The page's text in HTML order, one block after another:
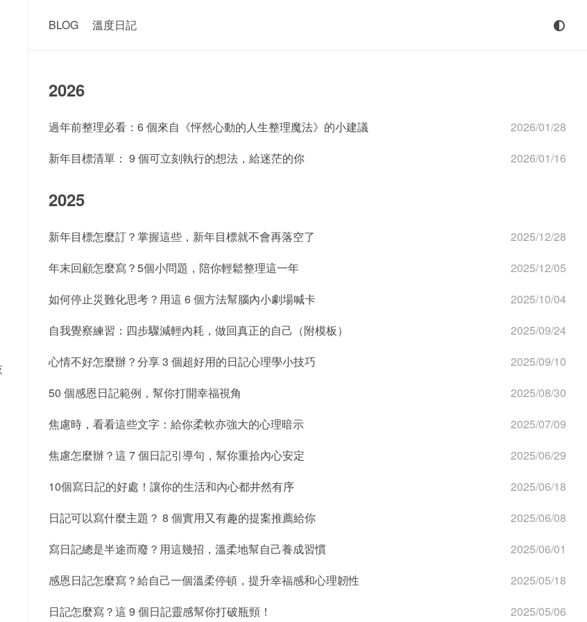
BLOG 溫度日記
2026
過年前整理必看：6 個來自《怦然心動的人生整理魔法》的小建議
2026/01/28
新年目標清單： 9 個可立刻執行的想法，給迷茫的你
2026/01/16
2025
新年目標怎麼訂？掌握這些，新年目標就不會再落空了
2025/12/28
年末回顧怎麼寫？5個小問題，陪你輕鬆整理這一年
2025/12/05
如何停止災難化思考？用這 6 個方法幫腦內小劇場喊卡
2025/10/04
自我覺察練習：四步驟減輕內耗，做回真正的自己（附模板）
2025/09/24
心情不好怎麼辦？分享 3 個超好用的日記心理學小技巧
2025/09/10
50 個感恩日記範例，幫你打開幸福視角
2025/08/30
焦慮時，看看這些文字：給你柔軟亦強大的心理暗示
2025/07/09
焦慮怎麼辦？這 7 個日記引導句，幫你重拾內心安定
2025/06/29
10個寫日記的好處！讓你的生活和內心都井然有序
2025/06/18
日記可以寫什麼主題？ 8 個實用又有趣的提案推薦給你
2025/06/08
寫日記總是半途而廢？用這幾招，溫柔地幫自己養成習慣
2025/06/01
感恩日記怎麼寫？給自己一個溫柔停頓，提升幸福感和心理韌性
2025/05/18
日記怎麼寫？這 9 個日記靈感幫你打破瓶頸！
2025/05/06